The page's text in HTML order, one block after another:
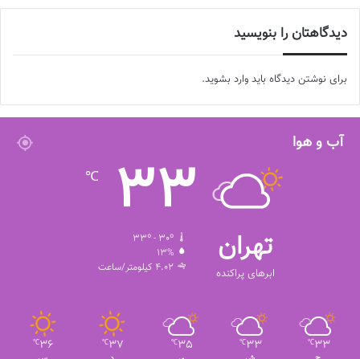
دیدگاهتان را بنویسید
برای نوشتن دیدگاه باید وارد بشوید.
آب و هوا
تهران
ابرهای پراکنده
33
℃
33º - 30º
13%
4.02 کیلومتر/ساعت
33
℃
33
℃
35
℃
37
℃
36
℃